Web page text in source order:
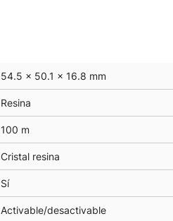
54.5 × 50.1 × 16.8 mm
Resina
100 m
Cristal resina
Sí
Activable/desactivable